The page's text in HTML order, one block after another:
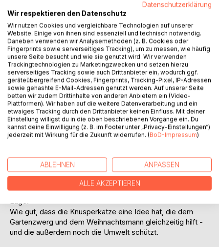
Titel bewerten
BESCHREIBUNG
Vor Weihnachten hat der fleißige Gartenzwerg sehr viel zu
tun. Aber weil es Winter ist, wird es abends früh dunkel und
dann fehlt ihm das Licht für seine Arbeit! Zum Glück hat er
Hund.
Die beiden machen sich auf den Weg, um Hilfe für den
Gartenzwerg zu finden. Dabei treffen sie den
Weihnachtsmann - doch auch der ist in einer misslichen
Wie gut, dass die Knusperkatze eine Idee hat, die dem
Gartenzwerg und dem Weihnachtsmann gleichzeitig hilft -
und die außerdem noch die Umwelt schützt.
Datenschutzerklärung
Wir respektieren den Datenschutz
Wir nutzen Cookies und vergleichbare Technologien auf unserer
Website. Einige von ihnen sind essenziell und technisch notwendig.
Daneben verwenden wir Analysemethoden (z. B. Cookies oder
Fingerprints sowie serverseitiges Tracking), um zu messen, wie häufig
unsere Seite besucht und wie sie genutzt wird. Wir verwenden
Trackingtechnologien zu Marketingzwecken und setzen hierzu
serverseitiges Tracking sowie auch Drittanbieter ein, wodurch ggf.
geräteübergreifend Cookies, Fingerprints, Tracking-Pixel, IP-Adressen
sowie gehashte E-Mail-Adressen genutzt werden. Auf unserer Seite
betten wir zudem Drittinhalte von anderen Anbietern ein (Video-
Plattformen). Wir haben auf die weitere Datenverarbeitung und ein
etwaiges Tracking durch den Drittanbieter keinen Einfluss. Mit deiner
Einstellung willigst du in die oben beschriebenen Vorgänge ein. Du
kannst deine Einwilligung (z. B. im Footer unter „Privacy-Einstellungen“)
jederzeit mit Wirkung für die Zukunft widerrufen. (BoD-Impressum)
ABLEHNEN ANPASSEN
ALLE AKZEPTIEREN